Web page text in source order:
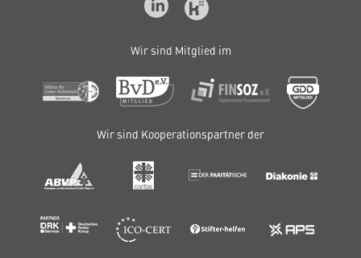
Wir sind Mitglied im
Wir sind Kooperationspartner der